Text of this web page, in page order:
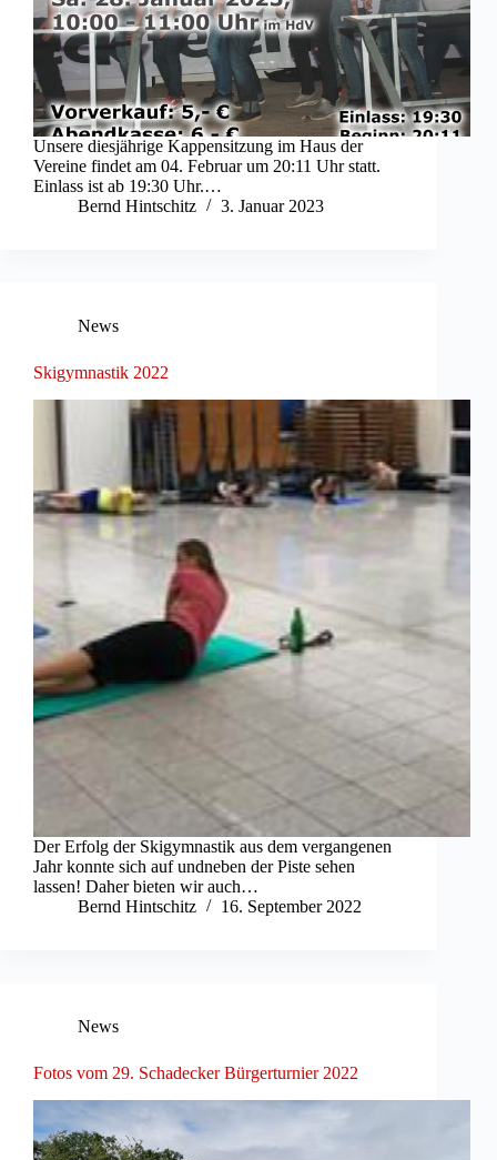
Unsere diesjährige Kappensitzung im Haus der
Vereine findet am 04. Februar um 20:11 Uhr statt.
Einlass ist ab 19:30 Uhr.…
Bernd Hintschitz
3. Januar 2023
News
Skigymnastik 2022
Der Erfolg der Skigymnastik aus dem vergangenen
Jahr konnte sich auf undneben der Piste sehen
lassen! Daher bieten wir auch…
Bernd Hintschitz
16. September 2022
News
Fotos vom 29. Schadecker Bürgerturnier 2022